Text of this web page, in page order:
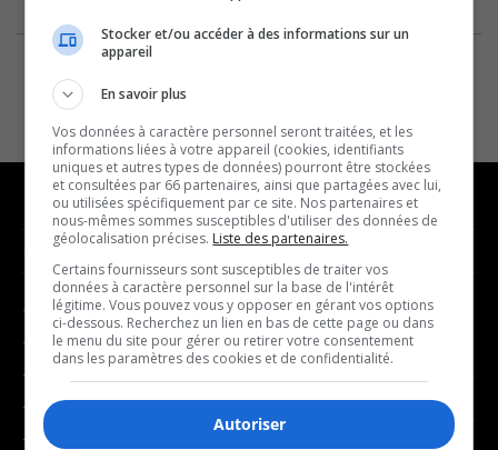
NOUVELLES
- Affaires municipales
- Communauté / Social
- Culture
- Économie
- Éducation
MUSIQUE
- Décompte franco
- Joué récemment
BALADOS
Stocker et/ou accéder à des informations sur un
appareil
En savoir plus
Vos données à caractère personnel seront traitées, et les
informations liées à votre appareil (cookies, identifiants
uniques et autres types de données) pourront être stockées
et consultées par 66 partenaires, ainsi que partagées avec lui,
ou utilisées spécifiquement par ce site. Nos partenaires et
nous-mêmes sommes susceptibles d'utiliser des données de
géolocalisation précises. Liste des partenaires.
Certains fournisseurs sont susceptibles de traiter vos
données à caractère personnel sur la base de l'intérêt
légitime. Vous pouvez vous y opposer en gérant vos options
ci-dessous. Recherchez un lien en bas de cette page ou dans
le menu du site pour gérer ou retirer votre consentement
dans les paramètres des cookies et de confidentialité.
Autoriser